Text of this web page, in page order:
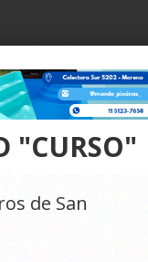
"CURSO"
de San